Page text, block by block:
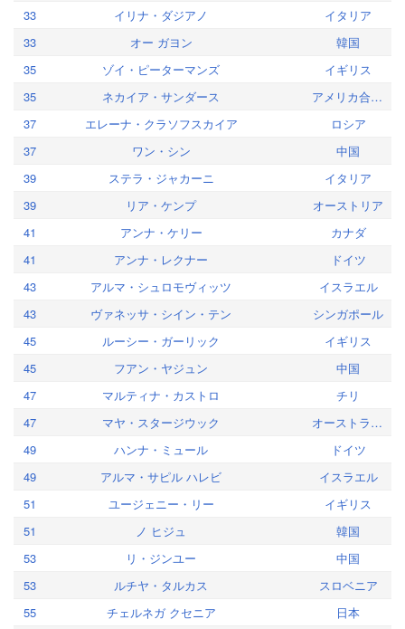
33
イリナ・ダジアノ
イタリア
33
オー ガヨン
韓国
35
ゾイ・ピーターマンズ
イギリス
35
ネカイア・サンダース
アメリカ合衆国
37
エレーナ・クラソフスカイア
ロシア
37
ワン・シン
中国
39
ステラ・ジャカーニ
イタリア
39
リア・ケンプ
オーストリア
41
アンナ・ケリー
カナダ
41
アンナ・レクナー
ドイツ
43
アルマ・シュロモヴィッツ
イスラエル
43
ヴァネッサ・シイン・テン
シンガポール
45
ルーシー・ガーリック
イギリス
45
フアン・ヤジュン
中国
47
マルティナ・カストロ
チリ
47
マヤ・スタージウック
オーストラリア
49
ハンナ・ミュール
ドイツ
49
アルマ・サピル ハレビ
イスラエル
51
ユージェニー・リー
イギリス
51
ノ ヒジュ
韓国
53
リ・ジンユー
中国
53
ルチヤ・タルカス
スロベニア
55
チェルネガ クセニア
日本